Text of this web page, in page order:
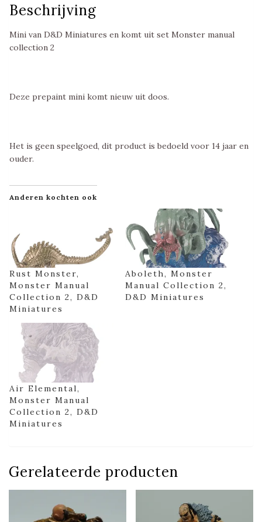
Miniatures
aantal
Beschrijving
Mini van D&D Miniatures en komt uit set Monster manual
collection 2
Deze prepaint mini komt nieuw uit doos.
Het is geen speelgoed, dit product is bedoeld voor 14 jaar en
ouder.
Anderen kochten ook
Rust Monster,
Monster Manual
Collection 2, D&D
Miniatures
Aboleth, Monster
Manual Collection 2,
D&D Miniatures
Air Elemental,
Monster Manual
Collection 2, D&D
Miniatures
Gerelateerde producten